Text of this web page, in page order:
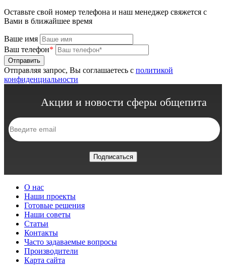
Оставьте свой номер телефона и наш менеджер свяжется с
Вами в ближайшее время
Ваше имя
Ваш телефон*
Отправляя запрос, Вы соглашаетесь с политикой
конфиденциальности
Акции и новости сферы общепита
О нас
Наши проекты
Готовые решения
Наши советы
Статьи
Контакты
Часто задаваемые вопросы
Производители
Карта сайта